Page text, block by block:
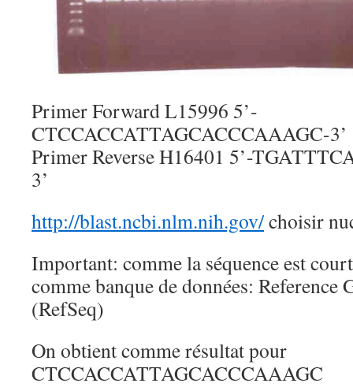
Primer Forward L15996 5’-
CTCCACCATTAGCACCCAAAGC-3’
Primer Reverse H16401 5’-
3’
http://blast.ncbi.nlm.nih.gov/choisir
Important: comme la séquence est
comme banque de données: Reference
(RefSeq)
On obtient comme résultat pour
CTCCACCATTAGCACCCAAAGC